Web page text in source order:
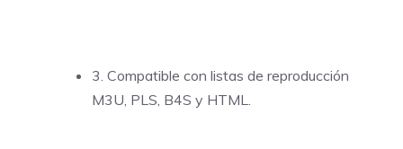
3. Compatible con listas de reproducción
M3U, PLS, B4S y HTML.